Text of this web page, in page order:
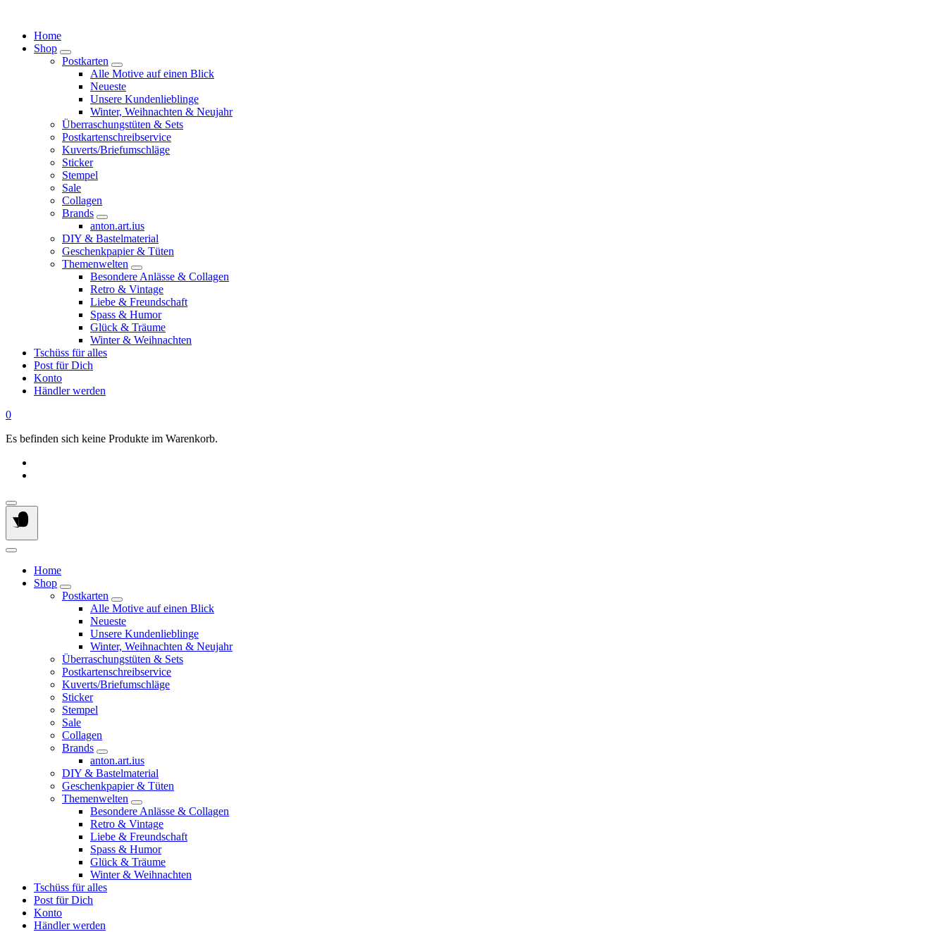
Inhalt
Home
Shop
Postkarten
Alle Motive auf einen Blick
Neueste
Unsere Kundenlieblinge
Winter, Weihnachten & Neujahr
Überraschungstüten & Sets
Postkartenschreibservice
Kuverts/Briefumschläge
Sticker
Stempel
Sale
Collagen
Brands
anton.art.ius
DIY & Bastelmaterial
Geschenkpapier & Tüten
Themenwelten
Besondere Anlässe & Collagen
Retro & Vintage
Liebe & Freundschaft
Spass & Humor
Glück & Träume
Winter & Weihnachten
Tschüss für alles
Post für Dich
Konto
Händler werden
0
Es befinden sich keine Produkte im Warenkorb.
Home
Shop
Postkarten
Alle Motive auf einen Blick
Neueste
Unsere Kundenlieblinge
Winter, Weihnachten & Neujahr
Überraschungstüten & Sets
Postkartenschreibservice
Kuverts/Briefumschläge
Sticker
Stempel
Sale
Collagen
Brands
anton.art.ius
DIY & Bastelmaterial
Geschenkpapier & Tüten
Themenwelten
Besondere Anlässe & Collagen
Retro & Vintage
Liebe & Freundschaft
Spass & Humor
Glück & Träume
Winter & Weihnachten
Tschüss für alles
Post für Dich
Konto
Händler werden